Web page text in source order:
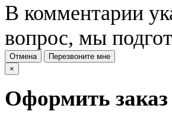
В комментарии
вопрос, мы
Отмена
Перезвоните мне
×
Оформить заказ